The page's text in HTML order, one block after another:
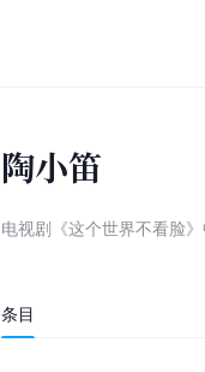
陶小笛
电视剧《这个世界不看脸
条目